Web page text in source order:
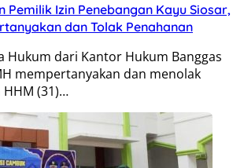
Pemilik Izin Penebangan Kayu Siosar,
dan Tolak Penahanan
Hukum dari Kantor Hukum Banggas
mempertanyakan dan menolak
(31)…